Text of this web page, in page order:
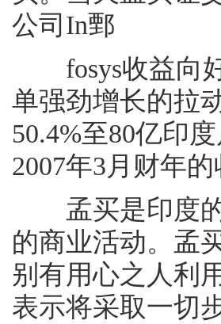
公司In鄄
fosys收益向好
单强劲增长的拉
50.4%至80亿印
2007年3月财年的
孟买是印度的
的商业活动。孟
别有用心之人利
表示将采取一切